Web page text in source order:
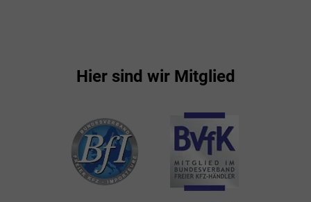
Hier sind wir Mitglied